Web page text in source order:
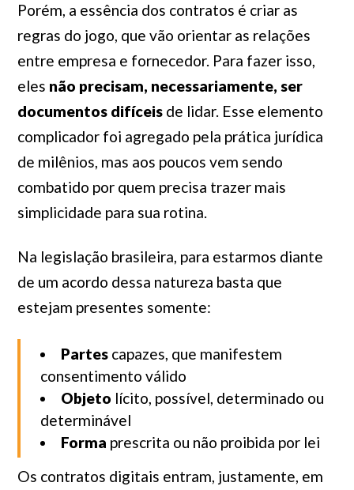
Porém, a essência dos contratos é criar as
regras do jogo, que vão orientar as relações
entre empresa e fornecedor. Para fazer isso,
eles não precisam, necessariamente, ser
documentos difíceisde lidar. Esse elemento
complicador foi agregado pela prática jurídica
de milênios, mas aos poucos vem sendo
combatido por quem precisa trazer mais
simplicidade para sua rotina.
Na legislação brasileira, para estarmos diante
de um acordo dessa natureza basta que
estejam presentes somente:
Partes capazes, que manifestem
consentimento válido
Objeto lícito, possível, determinado ou
determinável
Forma prescrita ou não proibida por lei
Os contratos digitais entram, justamente, em